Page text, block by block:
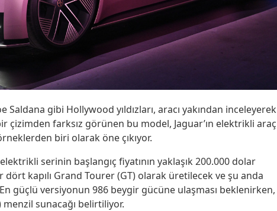
Saldana gibi Hollywood yıldızları, aracı yakından inceleyerek
çizimden farksız görünen bu model, Jaguar’ın elektrikli araç
biri olarak öne çıkıyor.
serinin başlangıç fiyatının yaklaşık 200.000 dolar
dört kapılı Grand Tourer (GT) olarak üretilecek ve şu anda
güçlü versiyonun 986 beygir gücüne ulaşması beklenirken,
sunacağı belirtiliyor.